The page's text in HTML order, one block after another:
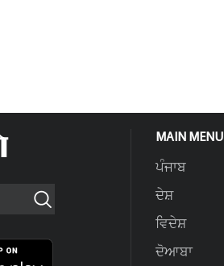
MAIN MENU
ਪੰਜਾਬ
ਦੇਸ਼
ਵਿਦੇਸ਼
ਦੋਆਬਾ